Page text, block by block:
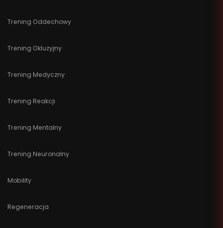
Trening Oddechowy
Trening Okluzyjny
Trening Medyczny
Trening Reakcji
Trening Mentalny
Trening Neuronalny
Mobility
Regeneracja